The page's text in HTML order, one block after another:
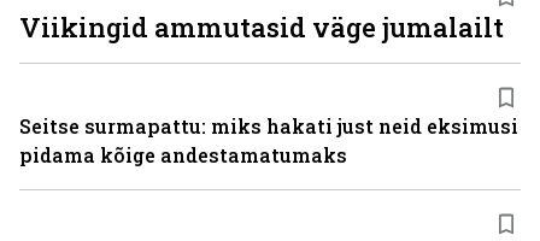
Viikingid ammutasid väge jumalailt
Seitse surmapattu: miks hakati just neid eksimusi
pidama kõige andestamatumaks